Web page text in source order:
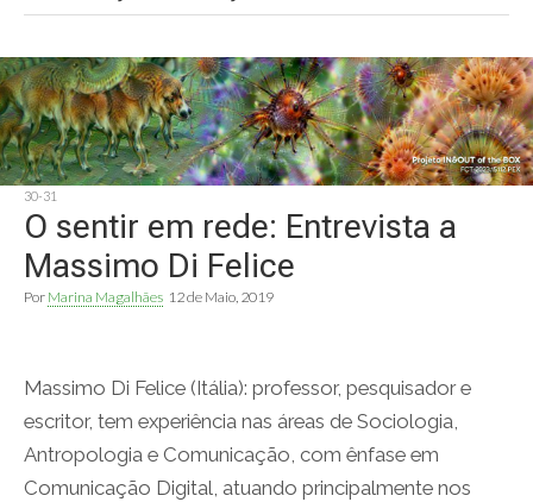
30-31
O sentir em rede: Entrevista a
Massimo Di Felice
Por Marina Magalhães 12 de Maio, 2019
Massimo Di Felice (Itália): professor, pesquisador e
escritor, tem experiência nas áreas de Sociologia,
Antropologia e Comunicação, com ênfase em
Comunicação Digital, atuando principalmente nos